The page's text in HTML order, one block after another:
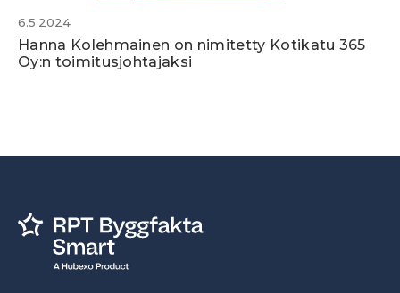
6.5.2024
Hanna Kolehmainen on nimitetty Kotikatu 365
Oy:n toimitusjohtajaksi